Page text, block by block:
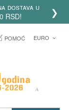
❯
POMOĆ EURO